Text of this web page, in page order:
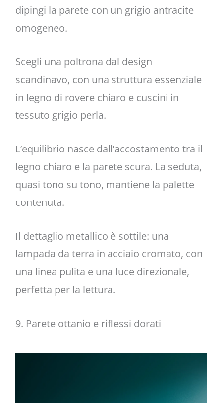
dipingi la parete con un grigio antracite
omogeneo.
Scegli una poltrona dal design
scandinavo, con una struttura essenziale
in legno di rovere chiaro e cuscini in
tessuto grigio perla.
L’equilibrio nasce dall’accostamento tra il
legno chiaro e la parete scura. La seduta,
quasi tono su tono, mantiene la palette
contenuta.
Il dettaglio metallico è sottile: una
lampada da terra in acciaio cromato, con
una linea pulita e una luce direzionale,
perfetta per la lettura.
9. Parete ottanio e riflessi dorati